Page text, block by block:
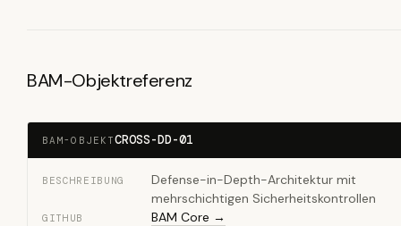
BAM-Objektreferenz
BAM-OBJEKTCROSS-DD-01
BESCHREIBUNG
Defense-in-Depth-Architektur mit
mehrschichtigen Sicherheitskontrollen
GITHUB BAM Core →